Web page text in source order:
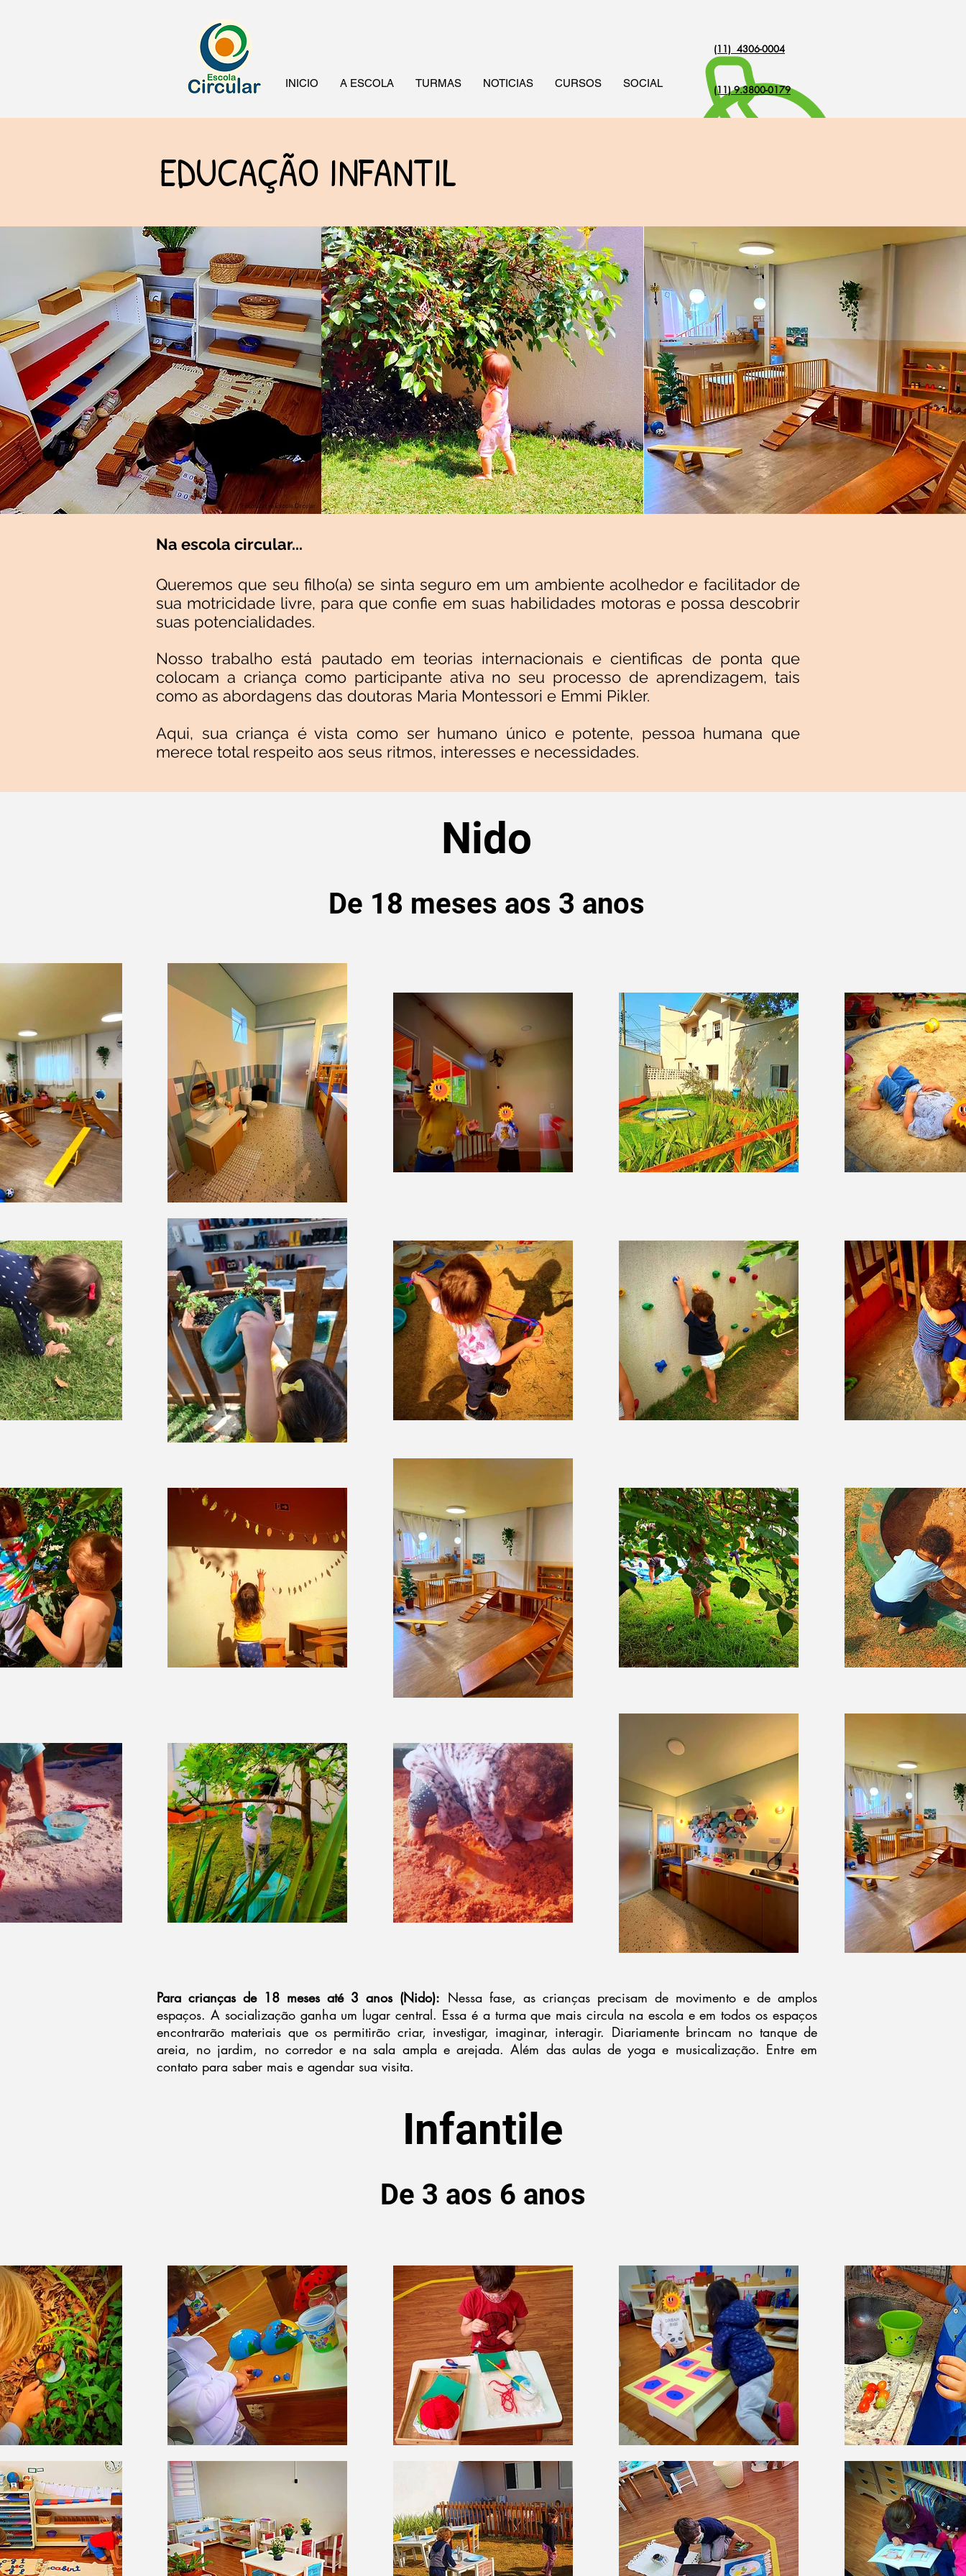
INICIO A ESCOLA TURMAS NOTICIAS CURSOS SOCIAL
(11) 4306-0004
(11) 9.3800-0179
EDUCAÇÃO INFANTIL
Na escola circular...
Queremos que seu filho(a) se sinta seguro em um ambiente acolhedor e facilitador de
sua motricidade livre, para que confie em suas habilidades motoras e possa descobrir
suas potencialidades.
Nosso trabalho está pautado em teorias internacionais e cientificas de ponta que
colocam a criança como participante ativa no seu processo de aprendizagem, tais
como as abordagens das doutoras Maria Montessori e Emmi Pikler.
Aqui, sua criança é vista como ser humano único e potente, pessoa humana que
merece total respeito aos seus ritmos, interesses e necessidades.
Nido
De 18 meses aos 3 anos
Para crianças de 18 meses até 3 anos (Nido): Nessa fase, as crianças precisam de movimento e de amplos
espaços. A socialização ganha um lugar central. Essa é a turma que mais circula na escola e em todos os espaços
encontrarão materiais que os permitirão criar, investigar, imaginar, interagir. Diariamente brincam no tanque de
areia, no jardim, no corredor e na sala ampla e arejada. Além das aulas de yoga e musicalização. Entre em
contato para saber mais e agendar sua visita.
Infantile
De 3 aos 6 anos